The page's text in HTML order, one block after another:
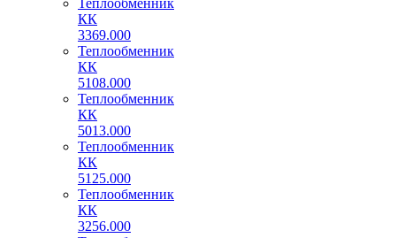
Теплообменник
КК
3369.000
Теплообменник
КК
5108.000
Теплообменник
КК
5013.000
Теплообменник
КК
5125.000
Теплообменник
КК
3256.000